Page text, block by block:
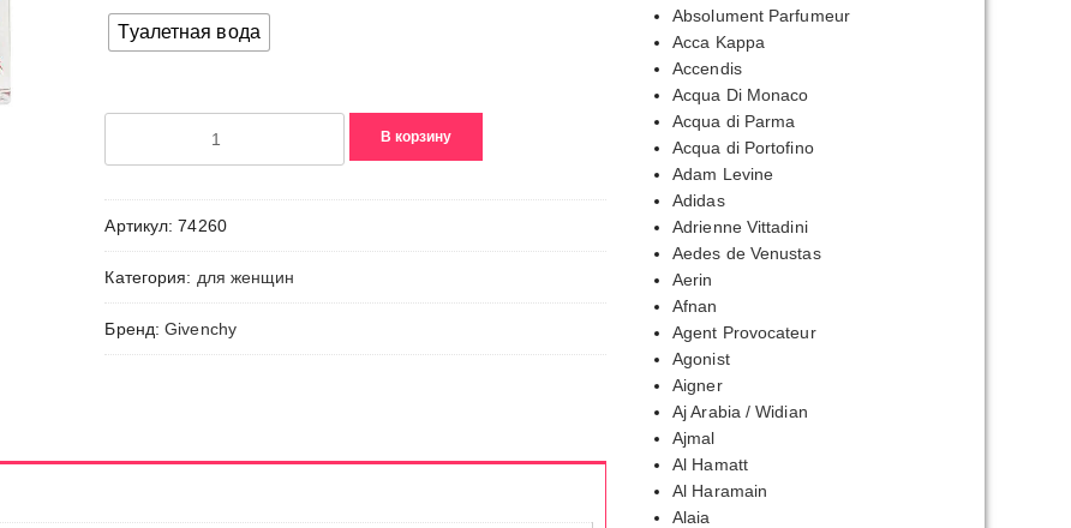
Туалетная вода
d'Escapade
В корзину
Артикул:74260
Категория: для женщин
Бренд:Givenchy
Absolument Parfumeur
Acca Kappa
Accendis
Acqua Di Monaco
Acqua di Parma
Acqua di Portofino
Adam Levine
Adidas
Adrienne Vittadini
Aedes de Venustas
Aerin
Afnan
Agent Provocateur
Agonist
Aigner
Aj Arabia / Widian
Ajmal
Al Hamatt
Al Haramain
Alaia